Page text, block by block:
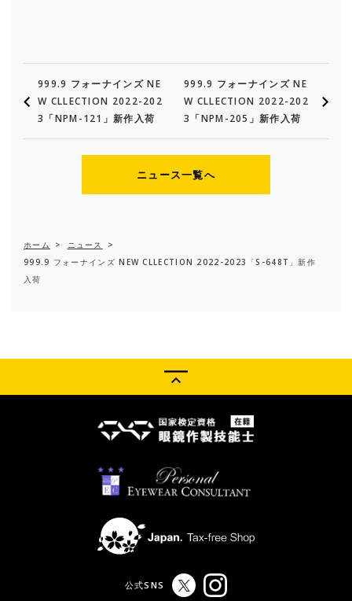
999.9 フォーナインズ NE
W CLLECTION 2022-202
3「NPM-121」新作入荷
999.9 フォーナインズ NE
W CLLECTION 2022-202
3「NPM-205」新作入荷
ニュース一覧へ
ホーム > ニュース
>
999.9 フォーナインズ NEW CLLECTION 2022-2023「S-648T」新作
入荷
公式SNS